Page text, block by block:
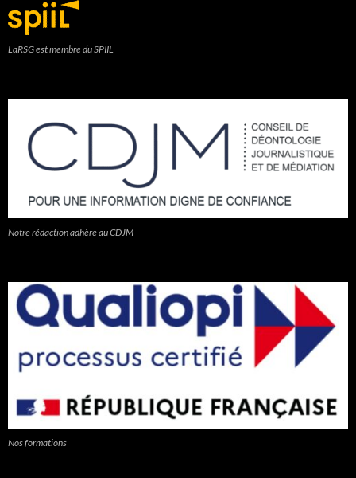
LaRSG est membre du SPIIL
Notre rédaction adhère au CDJM
Nos formations